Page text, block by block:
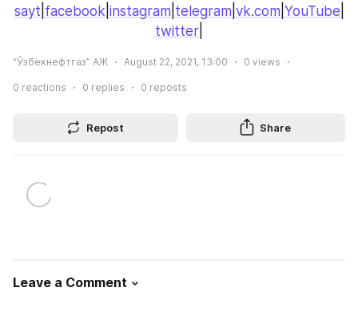
sayt facebook instagram telegram vk.com YouTube
twitter
“Ўзбекнефтгаз” АЖ August 22, 2021, 13:00 0 views
0 reactions 0 replies 0 reposts
Repost Share
Leave a Comment